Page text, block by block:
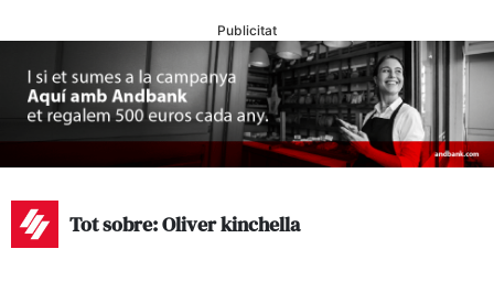
Publicitat
Tot sobre: Oliver kinchella